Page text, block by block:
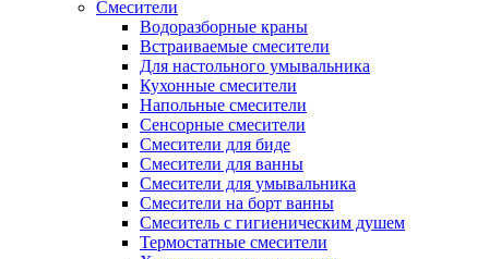
Смесители
Водоразборные краны
Встраиваемые смесители
Для настольного умывальника
Кухонные смесители
Напольные смесители
Сенсорные смесители
Смесители для биде
Смесители для ванны
Смесители для умывальника
Смесители на борт ванны
Смеситель с гигиеническим душем
Термостатные смесители